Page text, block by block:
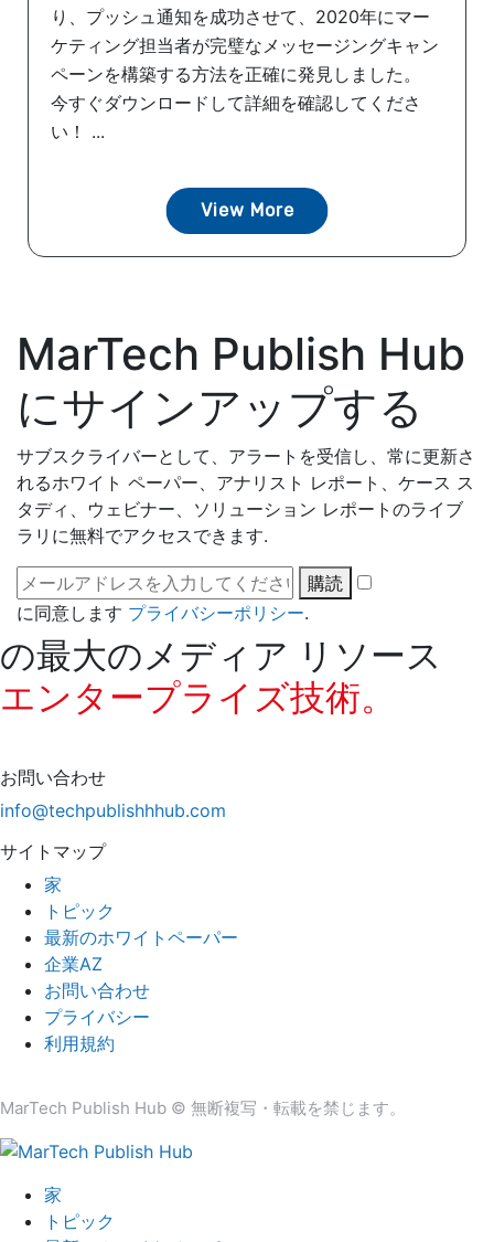
り、プッシュ通知を成功させて、2020年にマー
ケティング担当者が完璧なメッセージングキャン
ペーンを構築する方法を正確に発見しました。
今すぐダウンロードして詳細を確認してくださ
い！ ...
View More
MarTech Publish Hub
にサインアップする
サブスクライバーとして、アラートを受信し、常に更新さ
れるホワイト ペーパー、アナリスト レポート、ケース ス
タディ、ウェビナー、ソリューション レポートのライブ
ラリに無料でアクセスできます.
購読
に同意します プライバシーポリシー.
の最大のメディア リソース
エンタープライズ技術。
お問い合わせ
info@techpublishhhub.com
サイトマップ
家
トピック
最新のホワイトペーパー
企業AZ
お問い合わせ
プライバシー
利用規約
MarTech Publish Hub © 無断複写・転載を禁じます。
家
トピック